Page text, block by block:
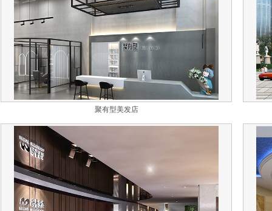
聚有型美发店